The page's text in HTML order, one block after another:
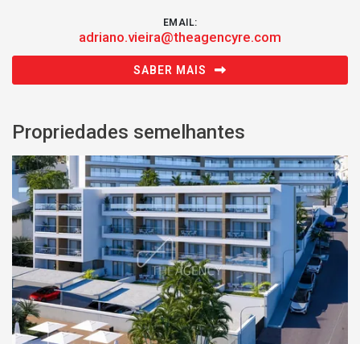
EMAIL:
adriano.vieira@theagencyre.com
SABER MAIS
Propriedades semelhantes